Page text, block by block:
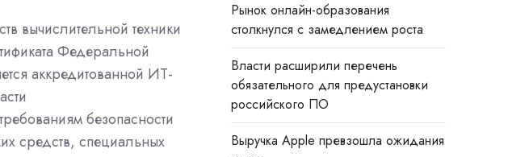
вычислительной техники
Федеральной
аккредитованной ИТ-
безопасности
средств, специальных
Рынок онлайн-образования
столкнулся с замедлением роста
Власти расширили перечень
обязательного для предустановки
российского ПО
Выручка Apple превзошла ожидания